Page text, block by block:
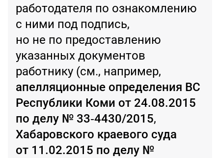
работодателя по ознакомлению
с ними под подпись,
но не по предоставлению
указанных документов
работнику (см., например,
апелляционные определения ВС
Республики Коми от 24.08.2015
по делу № 33‑4430/2015,
Хабаровского краевого суда
от 11.02.2015 по делу №